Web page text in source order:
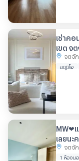
เช่าคอนโด แวนเทจ รัชวิภา BTS-
เขต จ
จตุจัก
สตูดิโอ
MW❤
จตุจัก
1 ห้องน